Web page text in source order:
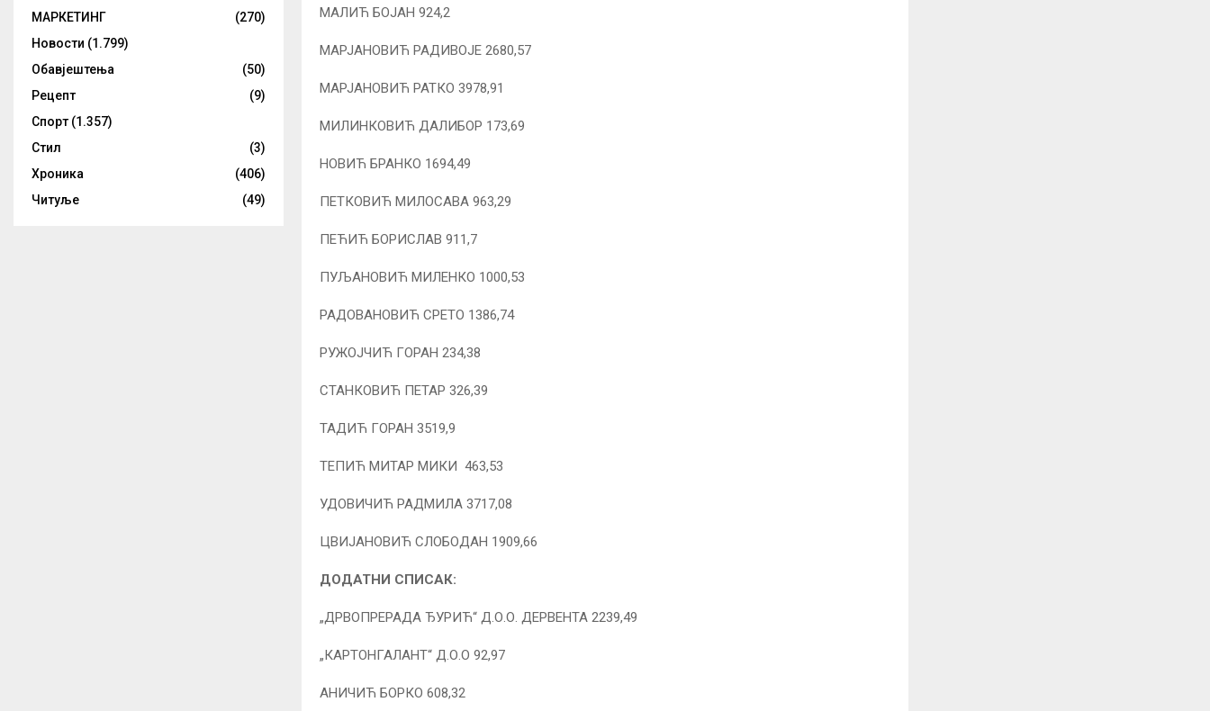
МАЛИЋ БОЈАН 924,2
МАРЈАНОВИЋ РАДИВОЈЕ 2680,57
МАРЈАНОВИЋ РАТКО 3978,91
МИЛИНКОВИЋ ДАЛИБОР 173,69
НОВИЋ БРАНКО 1694,49
ПЕТКОВИЋ МИЛОСАВА 963,29
ПЕЋИЋ БОРИСЛАВ 911,7
ПУЉАНОВИЋ МИЛЕНКО 1000,53
РАДОВАНОВИЋ СРЕТО 1386,74
РУЖОЈЧИЋ ГОРАН 234,38
СТАНКОВИЋ ПЕТАР 326,39
ТАДИЋ ГОРАН 3519,9
ТЕПИЋ МИТАР МИКИ 463,53
УДОВИЧИЋ РАДМИЛА 3717,08
ЦВИЈАНОВИЋ СЛОБОДАН 1909,66
ДОДАТНИ СПИСАК:
„ДРВОПРЕРАДА ЂУРИЋ“ Д.О.О. ДЕРВЕНТА 2239,49
„КАРТОНГАЛАНТ“ Д.О.О 92,97
АНИЧИЋ БОРКО 608,32
МАРКЕТИНГ
(270)
Новости (1.799)
Обавјештења
(50)
Рецепт
(9)
Спорт (1.357)
Стил
(3)
Хроника
(406)
Читуље
(49)